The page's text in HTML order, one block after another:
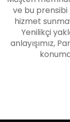
ve bu
hizmet
Yenilikçi
anlayışımız,